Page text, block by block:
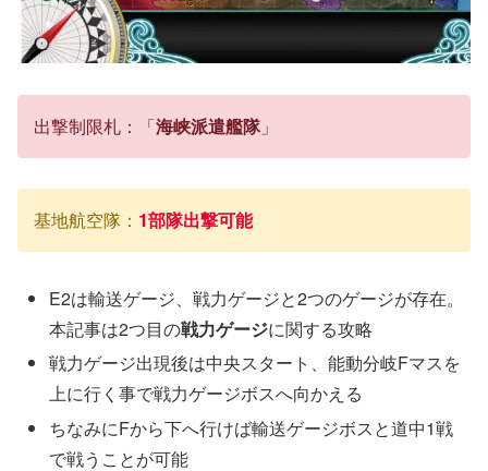
出撃制限札：「海峡派遣艦隊」
基地航空隊： 1部隊出撃可能
E2は輸送ゲージ、戦力ゲージと2つのゲージが存在。
本記事は2つ目の戦力ゲージに関する攻略
戦力ゲージ出現後は中央スタート、能動分岐Fマスを
上に行く事で戦力ゲージボスへ向かえる
ちなみにFから下へ行けば輸送ゲージボスと道中1戦
で戦うことが可能